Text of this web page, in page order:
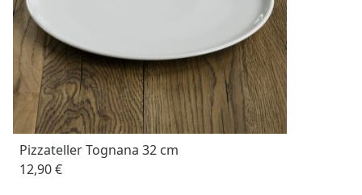
Pizzateller Tognana 32 cm
12,90 €